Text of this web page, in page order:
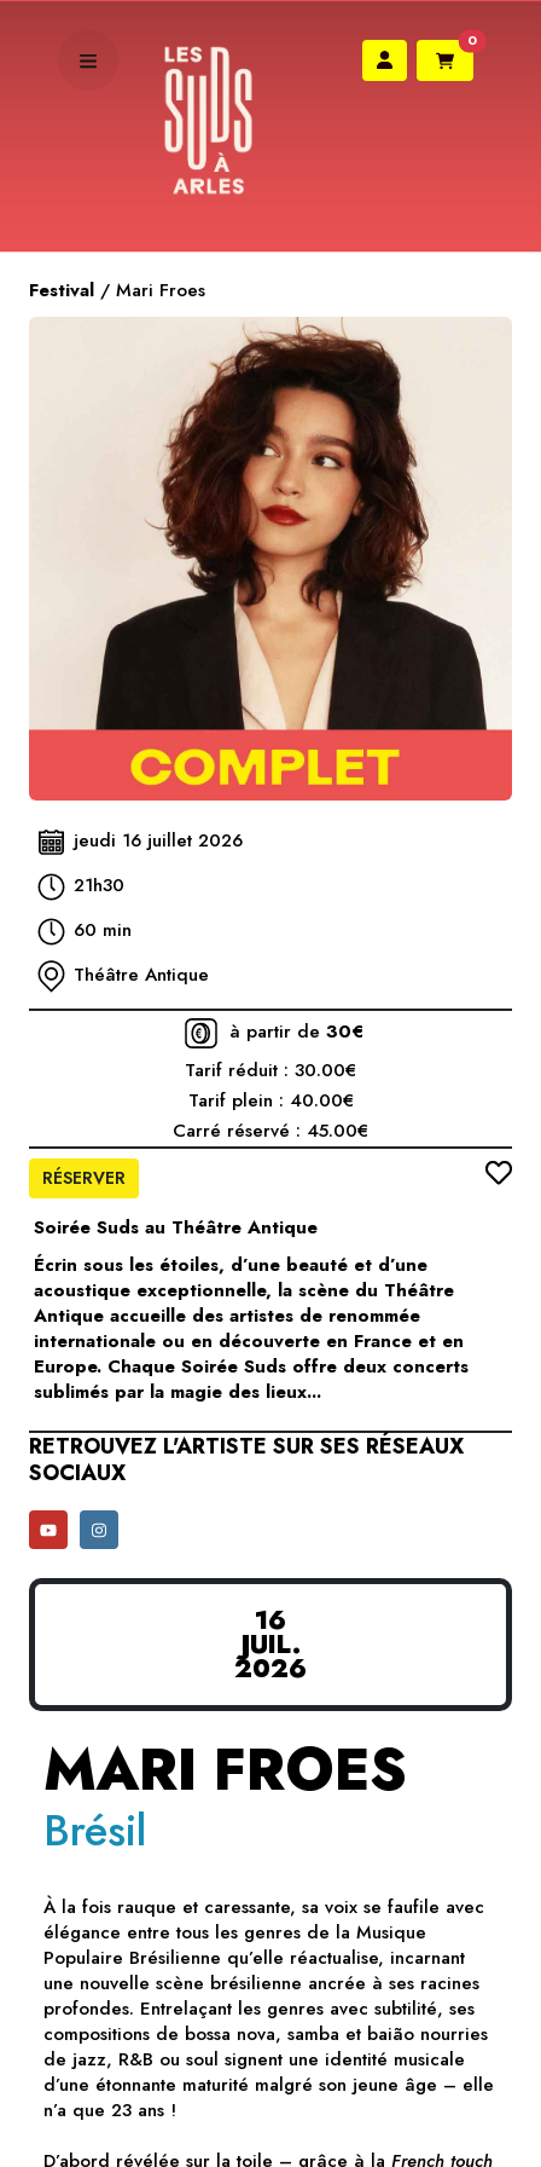
0
Festival / Mari Froes
16
JUIL.
2026
MARI FROES
Brésil
À la fois rauque et caressante, sa voix se faufile avec
élégance entre tous les genres de la Musique
Populaire Brésilienne qu’elle réactualise, incarnant
une nouvelle scène brésilienne ancrée à ses racines
profondes. Entrelaçant les genres avec subtilité, ses
compositions de bossa nova, samba et baião nourries
de jazz, R&B ou soul signent une identité musicale
d’une étonnante maturité malgré son jeune âge – elle
n’a que 23 ans !
D’abord révélée sur la toile – grâce à la French touch
jeudi 16 juillet 2026
21h30
60 min
Théâtre Antique
à partir de 30€
Tarif réduit : 30.00€
Tarif plein : 40.00€
Carré réservé : 45.00€
RÉSERVER
Soirée Suds au Théâtre Antique
Écrin sous les étoiles, d’une beauté et d’une
acoustique exceptionnelle, la scène du Théâtre
Antique accueille des artistes de renommée
internationale ou en découverte en France et en
Europe. Chaque Soirée Suds offre deux concerts
sublimés par la magie des lieux...
RETROUVEZ L'ARTISTE SUR SES RÉSEAUX
SOCIAUX